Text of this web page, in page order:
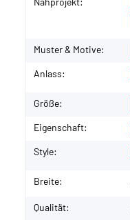
Produkteigenschaft
Wert
Muster & Motive:
Anlass:
Größe:
Eigenschaft:
Style:
Breite:
Qualität: